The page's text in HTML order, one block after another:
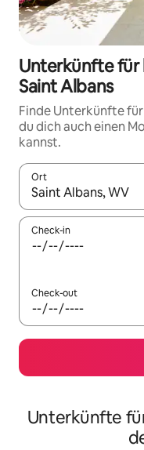
Unterkünfte für
Saint Albans
Finde Unterkünfte
du dich auch einen
kannst.
Ort
Wenn Ergebnisse
Check-in
Check-out
Unterkünfte